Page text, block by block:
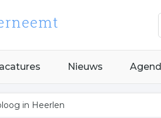
Nieuws
in Heerlen